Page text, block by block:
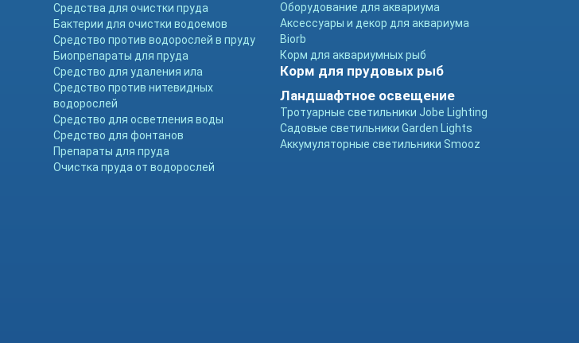
Средства для очистки пруда
Бактерии для очистки водоемов
Средство против водорослей в пруду
Биопрепараты для пруда
Средство для удаления ила
Средство против нитевидных
водорослей
Средство для осветления воды
Средство для фонтанов
Препараты для пруда
Очистка пруда от водорослей
Оборудование для аквариума
Аксессуары и декор для аквариума
Biorb
Корм для аквариумных рыб
Корм для прудовых рыб
Ландшафтное освещение
Тротуарные светильники Jobe Lighting
Садовые светильники Garden Lights
Аккумуляторные светильники Smooz